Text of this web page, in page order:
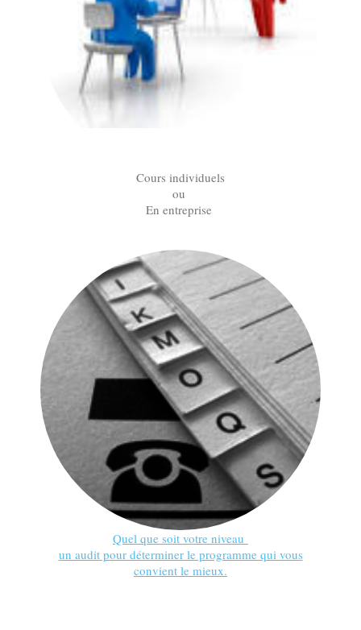
Cours individuels
ou
En entreprise
Quel que soit votre niveau
un audit pour déterminer le programme qui vous
convient le mieux.